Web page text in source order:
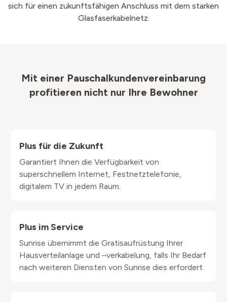
sich für einen zukunftsfähigen Anschluss mit dem starken
Glasfaserkabelnetz.
Mit einer Pauschalkundenvereinbarung
profitieren nicht nur Ihre Bewohner
Plus für die Zukunft
Garantiert Ihnen die Verfügbarkeit von
superschnellem Internet, Festnetztelefonie,
digitalem TV in jedem Raum.
Plus im Service
Sunrise übernimmt die Gratisaufrüstung Ihrer
Hausverteilanlage und –verkabelung, falls Ihr Bedarf
nach weiteren Diensten von Sunrise dies erfordert.